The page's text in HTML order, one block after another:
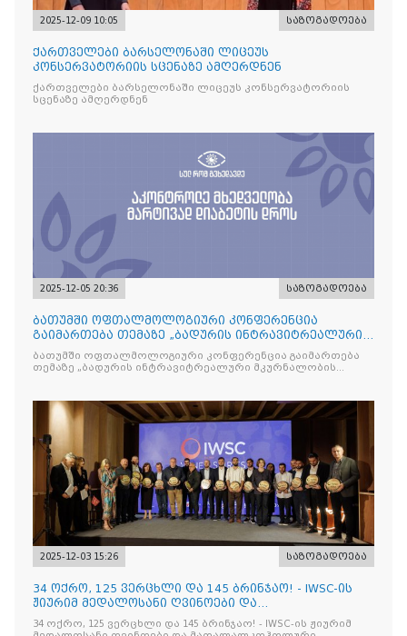
2025-12-09 10:05 საზოგადოება
ქართველები ბარსელონაში ლიცეუს
კონსერვატორიის სცენაზე ამღერდნენ
ქართველები ბარსელონაში ლიცეუს კონსერვატორიის
სცენაზე ამღერდნენ
2025-12-05 20:36 საზოგადოება
ბათუმში ოფთალმოლოგიური კონფერენცია
გაიმართება თემაზე „ბადურის ინტრავიტრეალური
მკურნალობის ოპტიმიზაცი
ბათუმში ოფთალმოლოგიური კონფერენცია გაიმართება
თემაზე „ბადურის ინტრავიტრეალური მკურნალობის
2025-12-03 15:26 საზოგადოება
34 ოქრო, 125 ვერცხლი და 145 ბრინჯაო! - IWSC-ის
ჟიურიმ მედალოსანი ღვინოები და
მაღალალკოჰოლური სასმელე
34 ოქრო, 125 ვერცხლი და 145 ბრინჯაო! - IWSC-ის ჟიურიმ